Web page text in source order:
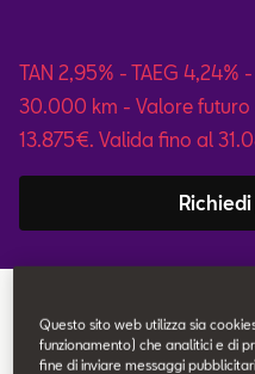
Configuratore
TAN 2,95% - TAEG
30.000 km - Valore
13.875€. Valida fino al
Questo sito web utilizza sia
funzionamento) che analitici e di
fine di inviare messaggi